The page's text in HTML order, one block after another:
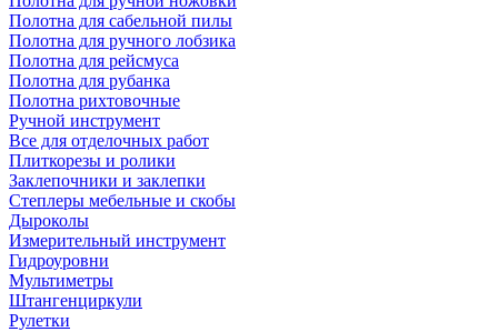
Полотна для сабельной пилы
Полотна для ручного лобзика
Полотна для рейсмуса
Полотна для рубанка
Полотна рихтовочные
Ручной инструмент
Все для отделочных работ
Плиткорезы и ролики
Заклепочники и заклепки
Степлеры мебельные и скобы
Дыроколы
Измерительный инструмент
Гидроуровни
Мультиметры
Штангенциркули
Рулетки